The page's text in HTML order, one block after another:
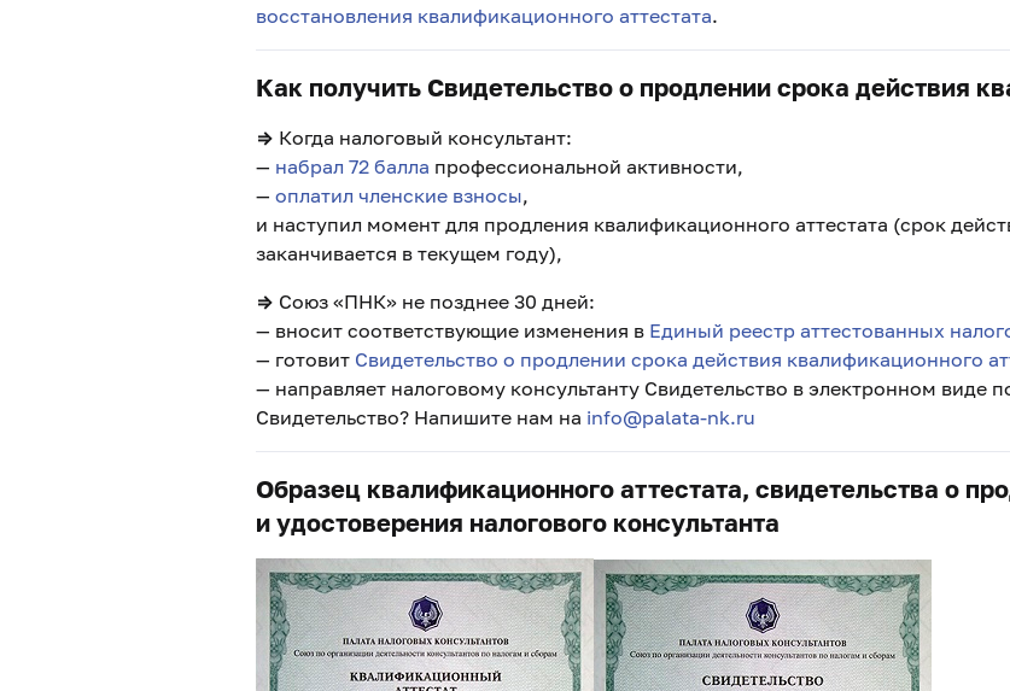
восстановления квалификационного аттестата.
Как получить Свидетельство о продлении срока действия
⇒ Когда налоговый консультант:
— набрал 72 балла профессиональной активности,
— оплатил членские взносы,
и наступил момент для продления квалификационного аттестата (срок
заканчивается в текущем году),
⇒ Союз «ПНК» не позднее 30 дней:
— вносит соответствующие изменения в Единый реестр аттестованных
— готовит Свидетельство о продлении срока действия квалификационного
— направляет налоговому консультанту Свидетельство в электронном виде
Свидетельство? Напишите нам на info@palata-nk.ru
Образец квалификационного аттестата, свидетельства о
и удостоверения налогового консультанта